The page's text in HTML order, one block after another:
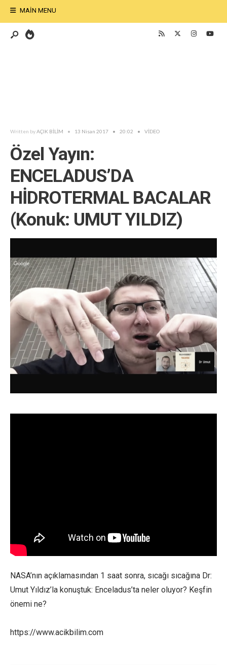
MAIN MENU
Written byAÇIK BİLİM • 13 Nisan 2017 • 20:02 • VİDEO
Özel Yayın:
ENCELADUS’DA
HİDROTERMAL BACALAR
(Konuk: UMUT YILDIZ)
NASA’nın açıklamasından 1 saat sonra, sıcağı sıcağına Dr:
Umut Yıldız’la konuştuk: Enceladus’ta neler oluyor? Keşfin
önemi ne?
https://www.acikbilim.com